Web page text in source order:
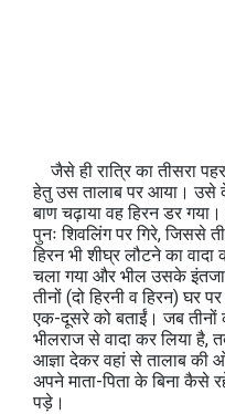
जैसे ही रात्रि का तीसरा
हेतु उस तालाब पर आया।
बाण चढ़ाया वह हिरन डर
पुनः शिवलिंग पर गिरे, जिससे
हिरन भी शीघ्र लौटने का
चला गया और भील उसके
तीनों (दो हिरनी व हिरन) घर
एक-दूसरे को बताईं। जब तीनों
भीलराज से वादा कर लिया है,
आज्ञा देकर वहां से तालाब की
अपने माता-पिता के बिना कैसे
पड़े।